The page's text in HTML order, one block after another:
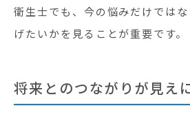
衛生士でも、今の悩みだけでは
げたいかを見ることが重要です。
将来とのつながりが見え